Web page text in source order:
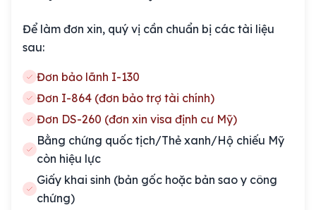
Để làm đơn xin, quý vị cần chuẩn bị các tài liệu
sau:
Đơn bảo lãnh I-130
Đơn I-864 (đơn bảo trợ tài chính)
Đơn DS-260 (đơn xin visa định cư Mỹ)
Bằng chứng quốc tịch/Thẻ xanh/Hộ chiếu Mỹ
còn hiệu lực
Giấy khai sinh (bản gốc hoặc bản sao y công
chứng)